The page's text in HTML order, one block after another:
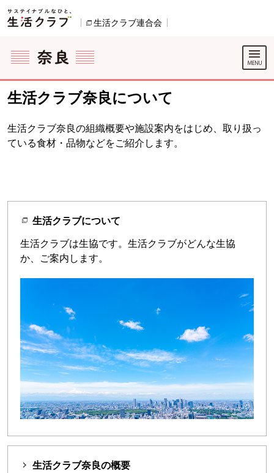
ページの先頭です。
生活クラブ連合会
ここからサイト内共通メニューです。
サイト内共通メニューをスキップする
サイト内共通メニューここまで。
生活クラブ奈良について
生活クラブ奈良の組織概要や施設案内をはじめ、取り扱っ
ている食材・品物などをご紹介します。
生活クラブについて
生活クラブは生協です。生活クラブがどんな生協
か、ご案内します。
生活クラブ奈良の概要